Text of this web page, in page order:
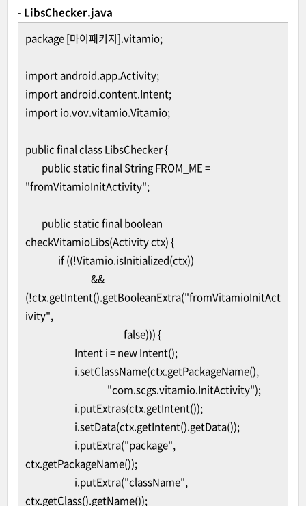
- LibsChecker.java
package [마이패키지].vitamio;
import android.app.Activity;
import android.content.Intent;
import io.vov.vitamio.Vitamio;
public final class LibsChecker {
public static final String FROM_ME =
"fromVitamioInitActivity";
public static final boolean
checkVitamioLibs(Activity ctx) {
if ((!Vitamio.isInitialized(ctx))
&&
(!ctx.getIntent().getBooleanExtra("fromVitamioInitAct
ivity",
false))) {
Intent i = new Intent();
i.setClassName(ctx.getPackageName(),
"com.scgs.vitamio.InitActivity");
i.putExtras(ctx.getIntent());
i.setData(ctx.getIntent().getData());
i.putExtra("package",
ctx.getPackageName());
i.putExtra("className",
ctx.getClass().getName());